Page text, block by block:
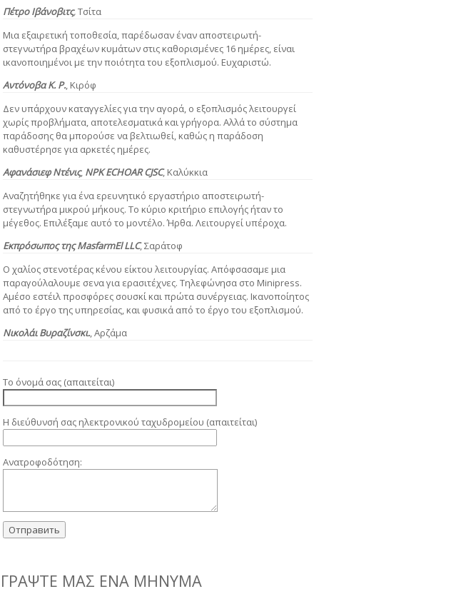
Πέτρο Ιβάνοβιτς,Τσίτα
Μια εξαιρετική τοποθεσία, παρέδωσαν έναν αποστειρωτή-
στεγνωτήρα βραχέων κυμάτων στις καθορισμένες 16 ημέρες, είναι
ικανοποιημένοι με την ποιότητα του εξοπλισμού. Ευχαριστώ.
ΑντόνοβαΚ. Ρ., Κιρόφ
Δεν υπάρχουν καταγγελίες για την αγορά, ο εξοπλισμός λειτουργεί
χωρίς προβλήματα, αποτελεσματικά και γρήγορα. Αλλά το σύστημα
παράδοσης θα μπορούσε να βελτιωθεί, καθώς η παράδοση
καθυστέρησε για αρκετές ημέρες.
Αφανάσιεφ Ντένις, NPK ECHOAR CJSC, Καλύκκια
Αναζητήθηκε για ένα ερευνητικό εργαστήριο αποστειρωτή-
στεγνωτήρα μικρού μήκους. Το κύριο κριτήριο επιλογής ήταν το
μέγεθος. Επιλέξαμε αυτό το μοντέλο. Ήρθα. Λειτουργεί υπέροχα.
Εκπρόσωπος της MasfarmEl LLC, Σαράτοφ
Ο χαλίος στενοτέρας κένου είκτου λειτουργίας. Απόφσασαμε μια
παραγούλαλουμε σενα για ερασιτέχνες. Τηλεφώνησα στο Minipress.
Αμέσο εστέιλ προσφόρες σουσκί και πρώτα συνέργειας. Ικανοποίητος
από το έργο της υπηρεσίας, και φυσικά από το έργο του εξοπλισμού.
Νικολάι Βυραζίνσκι., Αρζάμα
Το όνομά σας (απαιτείται)
Η διεύθυνσή σας ηλεκτρονικού ταχυδρομείου (απαιτείται)
Ανατροφοδότηση:
ΓΡΆΨΤΕ ΜΑΣ ΈΝΑ ΜΉΝΥΜΑ